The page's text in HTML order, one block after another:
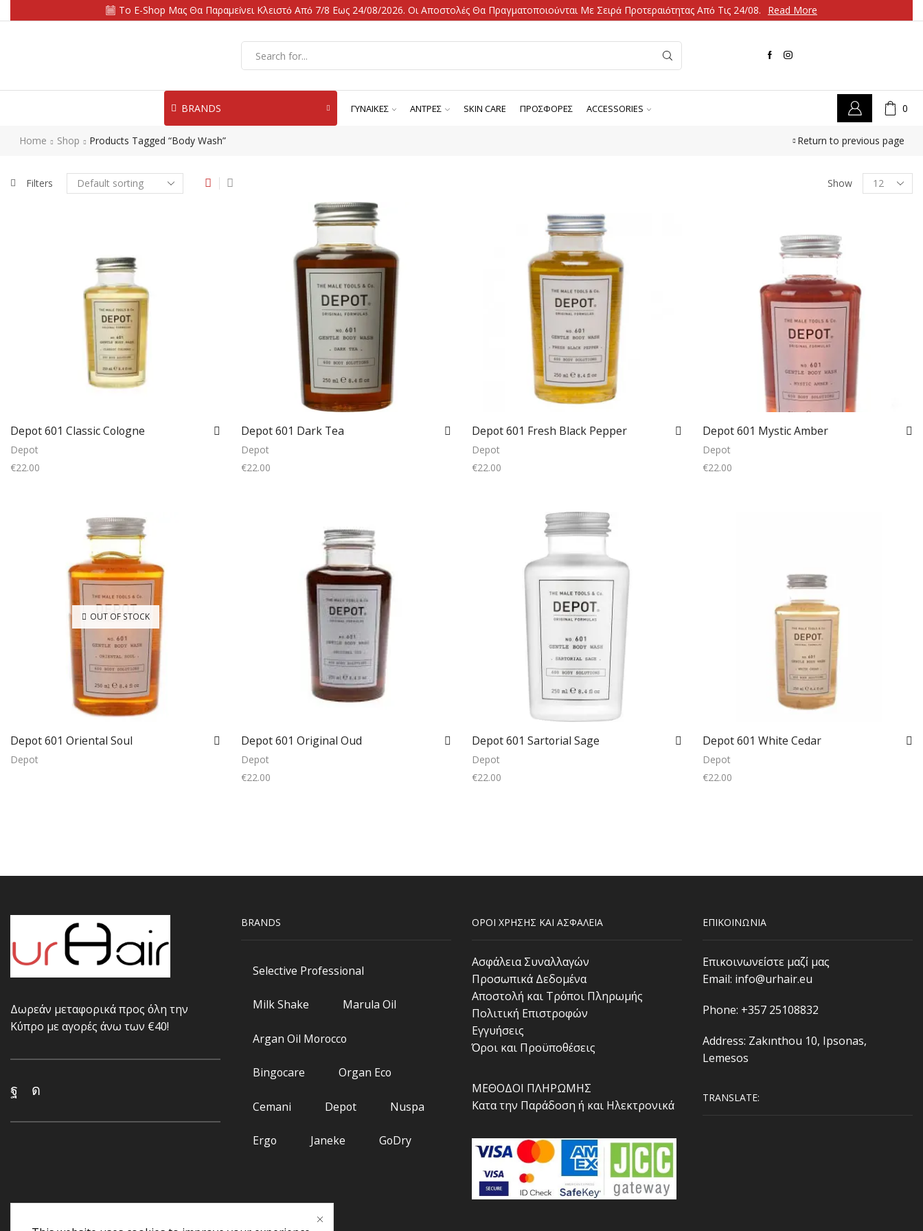
Το E-Shop Μας Θα Παραμείνει Κλειστό Από 7/8 Εως 24/08/2026. Οι Αποστολές Θα Πραγματοποιούνται Με Σειρά Προτεραιότητας Από Τις 24/08. Read More
BRANDS ΓΥΝΑΙΚΕΣ ΑΝΤΡΕΣ SKIN CARE ΠΡΟΣΦΟΡΕΣ ACCESSORIES 0
Home Shop Products Tagged “body Wash” Return to previous page
Filters Show
Depot 601 Classic Cologne
Depot
€22.00
Depot 601 Dark Tea
Depot
€22.00
Depot 601 Fresh Black Pepper
Depot
€22.00
Depot 601 Mystic Amber
Depot
€22.00
OUT OF STOCK
Depot 601 Oriental Soul
Depot
Depot 601 Original Oud
Depot
€22.00
Depot 601 Sartorial Sage
Depot
€22.00
Depot 601 White Cedar
Depot
€22.00
Δωρεάν μεταφορικά προς όλη την
Κύπρο με αγορές άνω των €40!
BRANDS
Selective Professional
Milk Shake Marula Oil
Argan Oil Morocco
Bingocare Organ Eco
Cemani Depot Nuspa
Ergo Janeke GoDry
ΟΡΟΙ ΧΡΗΣΗΣ ΚΑΙ ΑΣΦΑΛΕΙΑ
Ασφάλεια Συναλλαγών
Προσωπικά Δεδομένα
Αποστολή και Τρόποι Πληρωμής
Πολιτική Επιστροφών
Εγγυήσεις
Όροι και Προϋποθέσεις
ΜΕΘΟΔΟΙ ΠΛΗΡΩΜΗΣ
Κατα την Παράδοση ή και Ηλεκτρονικά
ΕΠΙΚΟΙΝΩΝΙΑ
Επικοινωνείστε μαζί μας
Email: info@urhair.eu
Phone: +357 25108832
Address: Zakınthou 10, Ipsonas,
Lemesos
TRANSLATE: